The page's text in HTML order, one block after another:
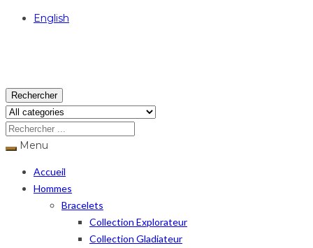
English
Rechercher
Menu
Accueil
Hommes
Bracelets
Collection Explorateur
Collection Gladiateur